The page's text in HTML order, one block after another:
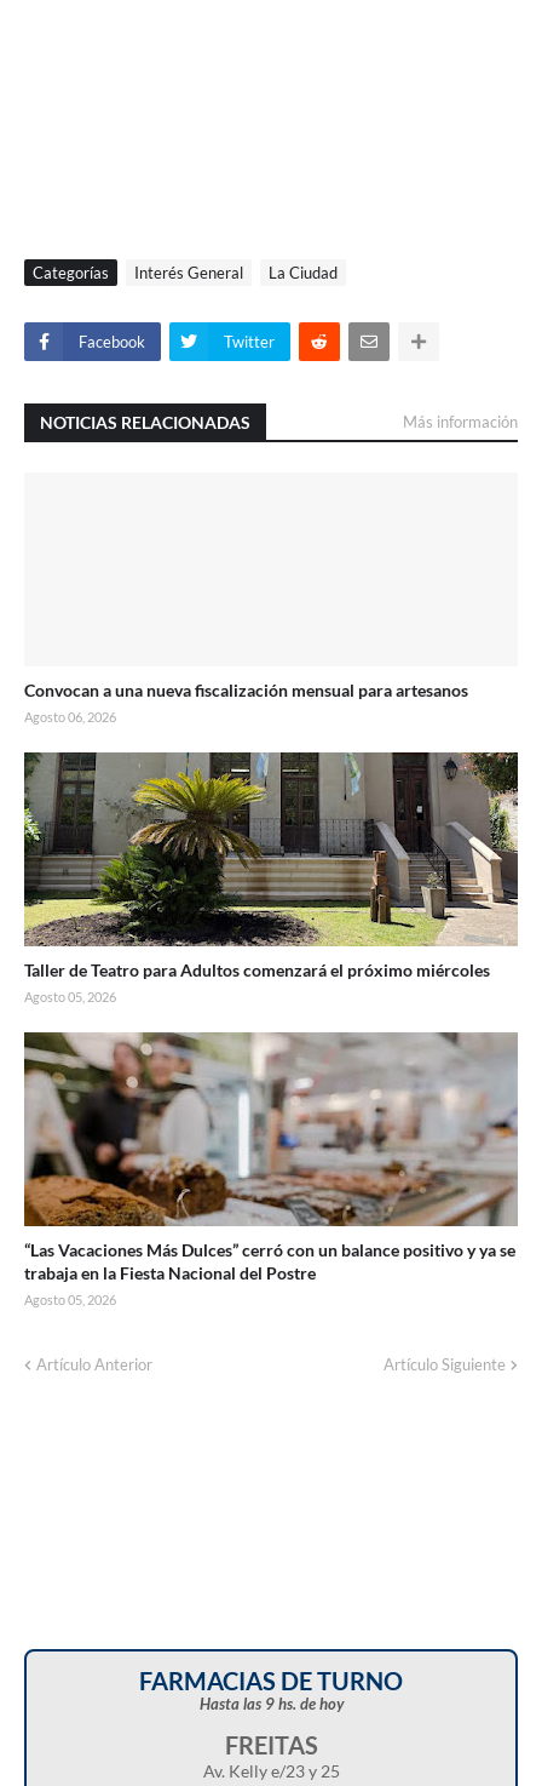
Categorías Interés General La Ciudad
Facebook Twitter
NOTICIAS RELACIONADAS Más información
Convocan a una nueva fiscalización mensual para artesanos
Agosto 06, 2026
Taller de Teatro para Adultos comenzará el próximo miércoles
Agosto 05, 2026
“Las Vacaciones Más Dulces” cerró con un balance positivo y ya se
trabaja en la Fiesta Nacional del Postre
Agosto 05, 2026
Artículo Anterior Artículo Siguiente
FARMACIAS DE TURNO
Hasta las 9 hs. de hoy
FREITAS
Av. Kelly e/23 y 25